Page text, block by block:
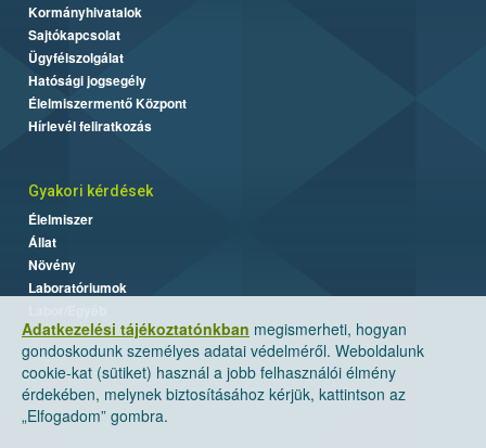
Adatkezelési tájékoztatónkban megismerheti, hogyan
gondoskodunk személyes adatai védelméről. Weboldalunk
cookie-kat (sütiket) használ a jobb felhasználói élmény
érdekében, melynek biztosításához kérjük, kattintson az
„Elfogadom” gombra.
Kormányhivatalok
Sajtókapcsolat
Ügyfélszolgálat
Hatósági jogsegély
Élelmiszermentő Központ
Hírlevél feliratkozás
Gyakori kérdések
Élelmiszer
Állat
Növény
Laboratóriumok